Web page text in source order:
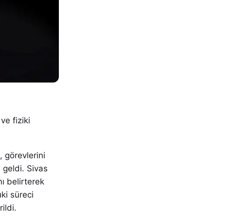
fiziki
görevlerini
Sivas
belirterek
süreci